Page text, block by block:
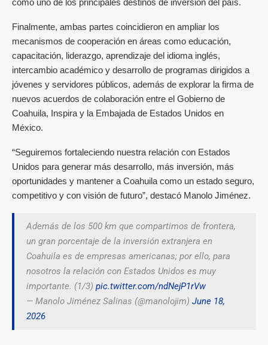
como uno de los principales destinos de inversión del país.
Finalmente, ambas partes coincidieron en ampliar los
mecanismos de cooperación en áreas como educación,
capacitación, liderazgo, aprendizaje del idioma inglés,
intercambio académico y desarrollo de programas dirigidos a
jóvenes y servidores públicos, además de explorar la firma de
nuevos acuerdos de colaboración entre el Gobierno de
Coahuila, Inspira y la Embajada de Estados Unidos en
México.
“Seguiremos fortaleciendo nuestra relación con Estados
Unidos para generar más desarrollo, más inversión, más
oportunidades y mantener a Coahuila como un estado seguro,
competitivo y con visión de futuro”, destacó Manolo Jiménez.
Además de los 500 km que compartimos de frontera,
un gran porcentaje de la inversión extranjera en
Coahuila es de empresas americanas; por ello, para
nosotros la relación con Estados Unidos es muy
importante. (1/3) pic.twitter.com/ndNejP1rVw
— Manolo Jiménez Salinas (@manolojim) June 18,
2026